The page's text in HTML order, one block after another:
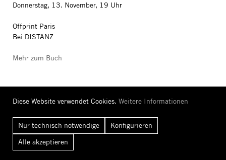
Donnerstag, 13. November, 19 Uhr
Offprint Paris
Bei DISTANZ
Mehr zum Buch
Booklaunch
GECKELER MICHELS
Diese Website verwendet Cookies. Weitere Informationen
Nur technisch notwendige
Konfigurieren
Alle akzeptieren